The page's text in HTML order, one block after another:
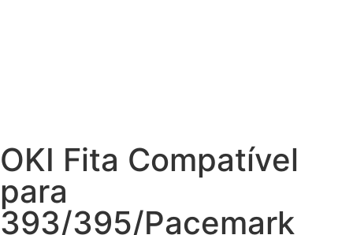
OKI Fita Compatível
para
393/395/Pacemark